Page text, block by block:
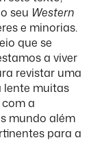
seu Western
e minorias.
que se
a viver
revistar uma
lente muitas
a
mundo além
para a